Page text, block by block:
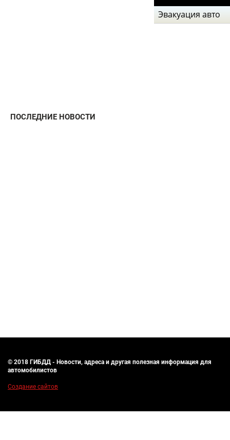
Эвакуация авто
ПОСЛЕДНИЕ НОВОСТИ
© 2018 ГИБДД - Новости, адреса и другая полезная информация для
автомобилистов
Создание сайтов